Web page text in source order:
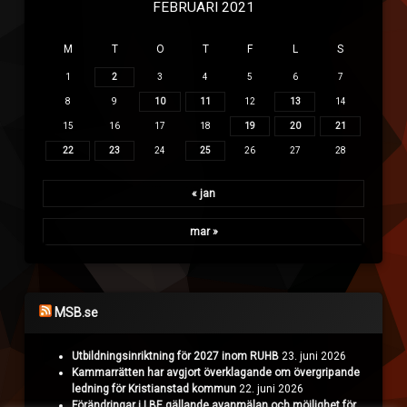
FEBRUARI 2021
M T O T F L S
1 2 3 4 5 6 7
8 9 10 11 12 13 14
15 16 17 18 19 20 21
22 23 24 25 26 27 28
« jan
mar »
MSB.se
Utbildningsinriktning för 2027 inom RUHB 23. juni 2026
Kammarrätten har avgjort överklagande om övergripande
ledning för Kristianstad kommun 22. juni 2026